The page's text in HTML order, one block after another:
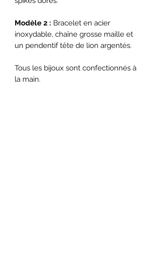
Modèle 2 : Bracelet en acier
inoxydable, chaîne grosse maille et
un pendentif tête de lion argentés.
Tous les bijoux sont confectionnés à
la main.